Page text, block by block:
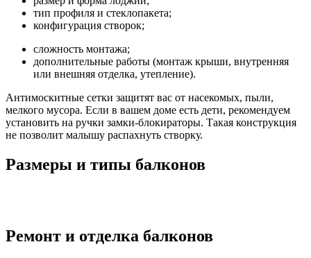
тип профиля и стеклопакета;
конфигурация створок;
сложность монтажа;
дополнительные работы (монтаж крыши, внутренняя
или внешняя отделка, утепление).
Антимоскитные сетки защитят вас от насекомых, пыли,
мелкого мусора. Если в вашем доме есть дети, рекомендуем
установить на ручки замки-блокираторы. Такая конструкция
не позволит малышу распахнуть створку.
Размеры и типы балконов
Ремонт и отделка балконов